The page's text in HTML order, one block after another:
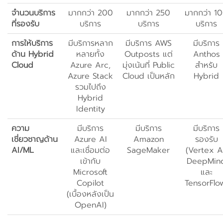
จำนวนบริการ
ที่รองรับ
มากกว่า 200
บริการ
มากกว่า 250
บริการ
มากกว่า
บริการ
การให้บริการ
ด้าน Hybrid
Cloud
มีบริการหลาก
หลายทั้ง
Azure Arc,
Azure Stack
รวมไปถึง
Hybrid
Identity
มีบริการ AWS
Outposts แต่
มุ่งเน้นที่ Public
Cloud เป็นหลัก
มีบริการ
Anthos
สำหรับ
Hybrid
ความ
เชี่ยวชาญด้าน
AI/ML
มีบริการ
Azure AI
และเชื่อมต่อ
เข้ากับ
Microsoft
Copilot
(เบื้องหลังเป็น
OpenAI)
มีบริการ
Amazon
SageMaker
มีบริการ
รองรับ
(Vertex
และ